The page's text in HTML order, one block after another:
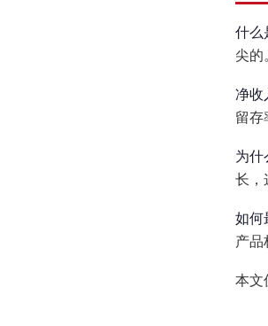
什么
尖的
净收
留存
为什
长，
如何
产品
本文